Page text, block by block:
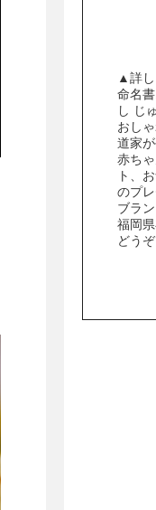
▲詳
命名
し じ
おし
道家
赤ち
ト、
のプ
ブラ
福岡県
どう